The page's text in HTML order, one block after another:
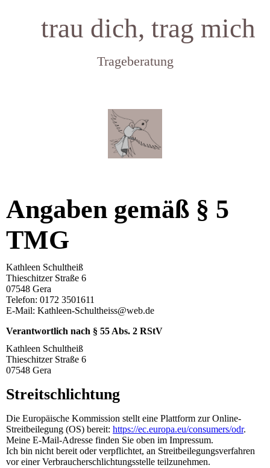
trau dich, trag mich
Trageberatung
Angaben gemäß § 5
TMG
Kathleen Schultheiß
Thieschitzer Straße 6
07548 Gera
Telefon: 0172 3501611
E-Mail: Kathleen-Schultheiss@web.de
Verantwortlich nach § 55 Abs. 2 RStV
Kathleen Schultheiß
Thieschitzer Straße 6
07548 Gera
Streitschlichtung
Die Europäische Kommission stellt eine Plattform zur Online-
Streitbeilegung (OS) bereit: https://ec.europa.eu/consumers/odr.
Meine E-Mail-Adresse finden Sie oben im Impressum.
Ich bin nicht bereit oder verpflichtet, an Streitbeilegungsverfahren
vor einer Verbraucherschlichtungsstelle teilzunehmen.